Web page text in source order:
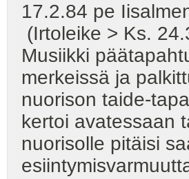
17.2.84 pe
(Irtoleike > Ks.
Musiikki
merkeissä ja
nuorison taide-
kertoi avatessaan
nuorisolle pitäisi